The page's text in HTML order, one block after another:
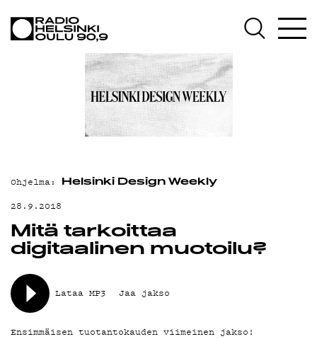
AJANKOHTAISTA
OHJELMAT
TEKIJÄT
ON-DEMAND
MAINOSTA
YHTEYSTIEDOT
G LIVELAB
YSTÄVÄKLUBI
TIETOSUOJA
Ohjelma: Helsinki Design Weekly
28.9.2018
Mitä tarkoittaa
digitaalinen muotoilu?
Lataa MP3 Jaa jakso
Ensimmäisen tuotantokauden viimeinen jakso!